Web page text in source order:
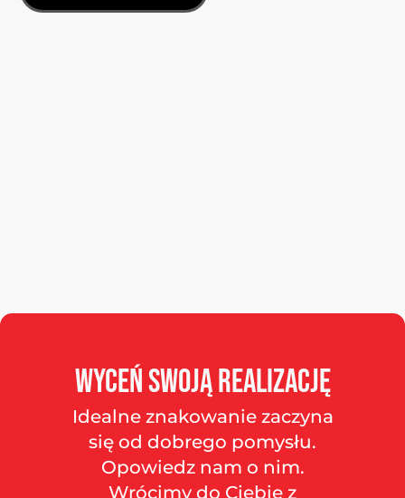
Wyceńswojąrealizację
Idealne znakowanie zaczyna
się od dobrego pomysłu.
Opowiedz nam o nim.
Wrócimy do Ciebie z